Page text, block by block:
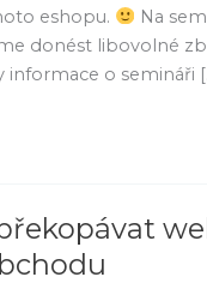
eshopu.
Na
donést libovolné
informace o semináři